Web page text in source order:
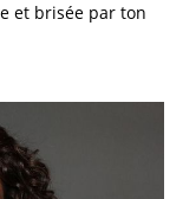
et brisée par ton